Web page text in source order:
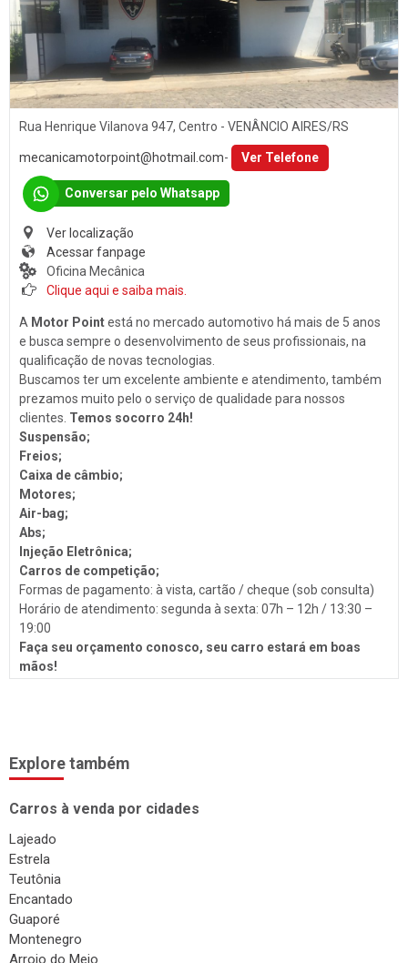
PORTO ALEGRE (1)
SANTA CLARA DO SUL (1)
SANTA CRUZ DO SUL (15)
TEUTÔNIA (14)
VENÂNCIO AIRES (16)
Som
Baterias
Películas
Acessórios
Ar Condicionado
Engate de Reboques
Martelinho de Ouro
Lavagem Automotiva
Retificadora de Motores
Auto Peças
Amortecedores
Adaptação Veicular
Auto Demolidoras
Troca de Óleo
Chaveiro
Reboques
Seguros
Injeção Eletrônica
Produtos Automotivos
Placas
Estética e Higienização
Auto Vidros
Despachante
Surdinas
Bombas Injetoras
Gás Veicular
Rua Henrique Vilanova 947, Centro - VENÂNCIO AIRES/RS
mecanicamotorpoint@hotmail.com- Ver Telefone
Conversar pelo Whatsapp
Ver localização
Acessar fanpage
Oficina Mecânica
Clique aqui e saiba mais.
A Motor Pointestá no mercado automotivo há mais de 5 anos
e busca sempre o desenvolvimento de seus profissionais, na
qualificação de novas tecnologias.
Buscamos ter um excelente ambiente e atendimento, também
prezamos muito pelo o serviço de qualidade para nossos
clientes. Temos socorro 24h!
Suspensão;
Freios;
Caixa de câmbio;
Motores;
Air-bag;
Abs;
Injeção Eletrônica;
Carros de competição;
Formas de pagamento: à vista, cartão / cheque (sob consulta)
Horário de atendimento: segunda à sexta: 07h – 12h / 13:30 –
19:00
Faça seu orçamento conosco, seu carro estará em boas
mãos! ​
Explore também
Carros à venda por cidades
Lajeado
Estrela
Teutônia
Encantado
Guaporé
Montenegro
Arroio do Meio